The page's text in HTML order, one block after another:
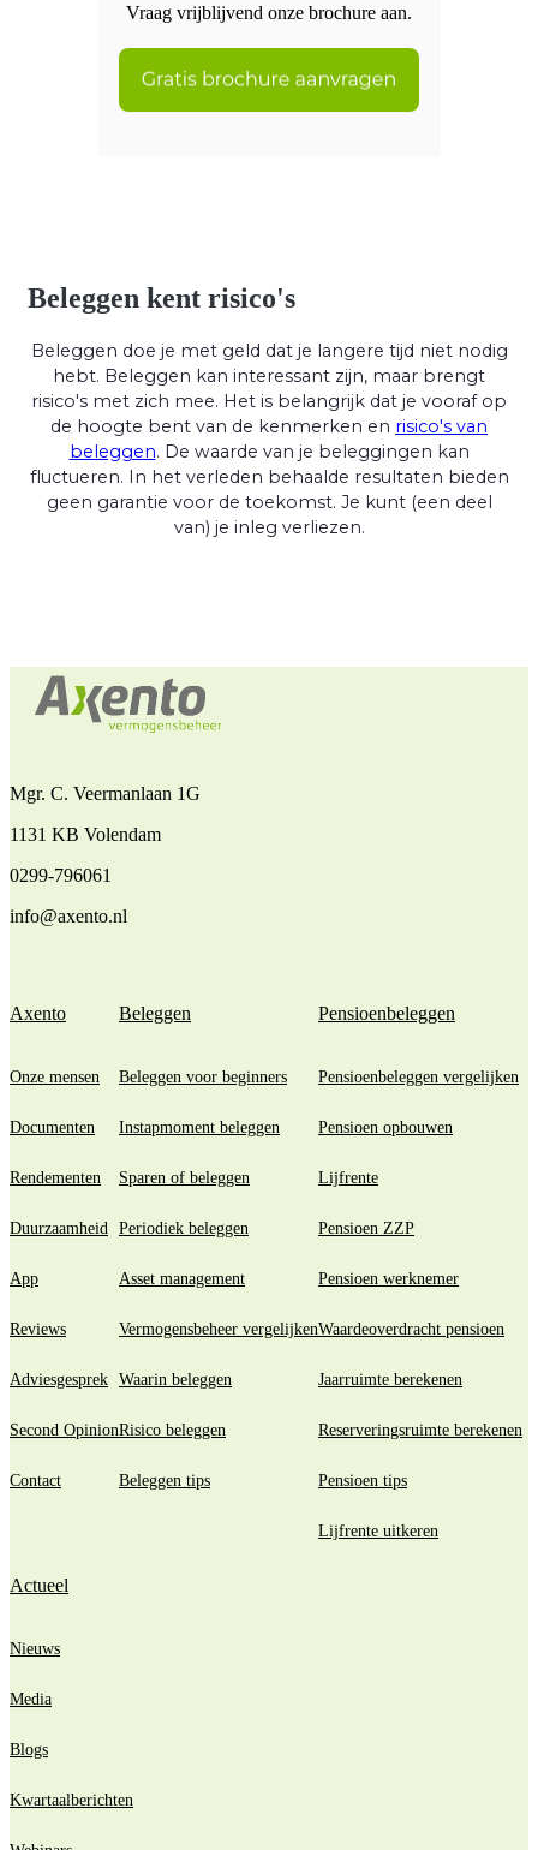
Vraag vrijblijvend onze brochure aan.
Beleggen kent risico's
Beleggen doe je met geld dat je langere tijd niet nodig
hebt. Beleggen kan interessant zijn, maar brengt
risico's met zich mee. Het is belangrijk dat je vooraf op
de hoogte bent van de kenmerken en risico's van
beleggen. De waarde van je beleggingen kan
fluctueren. In het verleden behaalde resultaten bieden
geen garantie voor de toekomst. Je kunt (een deel
van) je inleg verliezen.
Mgr. C. Veermanlaan 1G
1131 KB Volendam
0299-796061
info@axento.nl
Axento
Onze mensen
Documenten
Rendementen
Duurzaamheid
App
Reviews
Adviesgesprek
Second Opinion
Contact
Beleggen
Beleggen voor beginners
Instapmoment beleggen
Sparen of beleggen
Periodiek beleggen
Asset management
Vermogensbeheer vergelijken
Waarin beleggen
Risico beleggen
Beleggen tips
Pensioenbeleggen
Pensioenbeleggen vergelijken
Pensioen opbouwen
Lijfrente
Pensioen ZZP
Pensioen werknemer
Waardeoverdracht pensioen
Jaarruimte berekenen
Reserveringsruimte berekenen
Pensioen tips
Lijfrente uitkeren
Actueel
Nieuws
Media
Blogs
Kwartaalberichten